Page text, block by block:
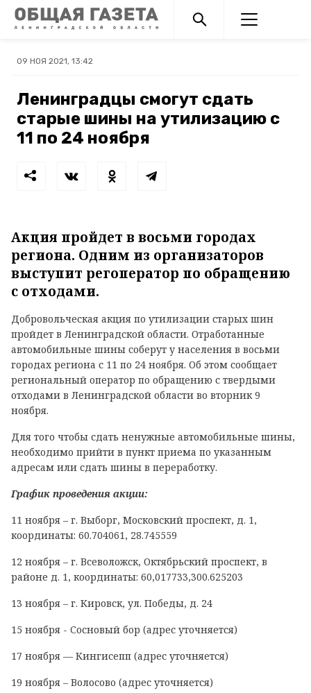
09 НОЯ 2021, 13:42
Ленинградцы смогут сдать
старые шины на утилизацию с
11 по 24 ноября
Акция пройдет в восьми городах
региона. Одним из организаторов
выступит регоператор по обращению
с отходами.
Добровольческая акция по утилизации старых шин
пройдет в Ленинградской области. Отработанные
автомобильные шины соберут у населения в восьми
городах региона с 11 по 24 ноября. Об этом сообщает
региональный оператор по обращению с твердыми
отходами в Ленинградской области во вторник 9
ноября.
Для того чтобы сдать ненужные автомобильные шины,
необходимо прийти в пункт приема по указанным
адресам или сдать шины в переработку.
График проведения акции:
11 ноября – г. Выборг, Московский проспект, д. 1,
координаты: 60.704061, 28.745559
12 ноября – г. Всеволожск, Октябрьский проспект, в
районе д. 1, координаты: 60,017733,300.625203
13 ноября – г. Кировск, ул. Победы, д. 24
15 ноября - Сосновый бор (адрес уточняется)
17 ноября — Кингисепп (адрес уточняется)
19 ноября – Волосово (адрес уточняется)